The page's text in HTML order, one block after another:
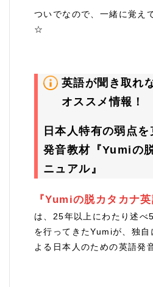
ついでなので、一緒に覚え
☆
英語が聞き取れ
オススメ情報！
日本人特有の弱点
発音教材『Yumiの
ニュアル』
『Yumiの脱カタカナ
は、25年以上にわたり述べ
を行ってきたYumiが、独自
よる日本人のための英語発